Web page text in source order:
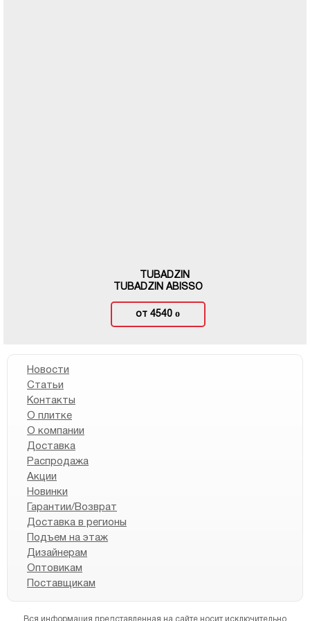
TUBADZIN
TUBADZIN ABISSO
от 4540 о
Новости
Статьи
Контакты
О плитке
О компании
Доставка
Распродажа
Акции
Новинки
Гарантии/Возврат
Доставка в регионы
Подъем на этаж
Дизайнерам
Оптовикам
Поставщикам
Вся информация представленная на сайте носит исключительно